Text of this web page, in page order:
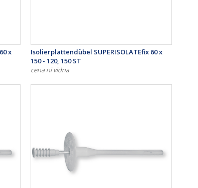
x
Isolierplattendübel SUPERISOLATEfix 60 x
150 - 120, 150 ST
cena ni vidna